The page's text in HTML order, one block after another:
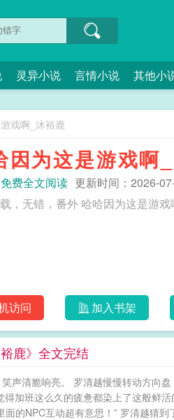
灵异小说 言情小说 其他小
戏啊_沐裕鹿
因为这是游戏啊
免费全文阅读 更新时间：2026-
TXT下载，无错，番外 哈哈因为
访问 加入书架
鹿》全文完结
声清脆响亮。 罗清越慢慢转动方向
加班这么久的疲惫都染上了这般鲜
面的NPC互动超有意思！” 罗清越